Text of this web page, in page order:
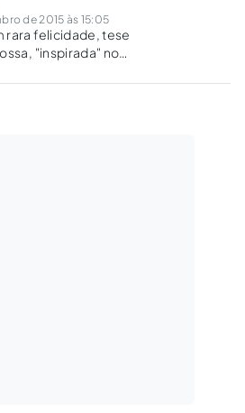
de 2015 às 15:05
rara felicidade, tese
"inspirada" no